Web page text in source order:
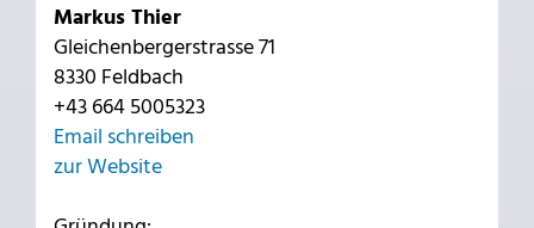
Markus Thier
Gleichenbergerstrasse 71
8330 Feldbach
+43 664 5005323
Email schreiben
zur Website